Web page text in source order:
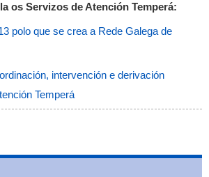
os Servizos de Atención Temperá:
polo que se crea a Rede Galega de
intervención e derivación
Temperá